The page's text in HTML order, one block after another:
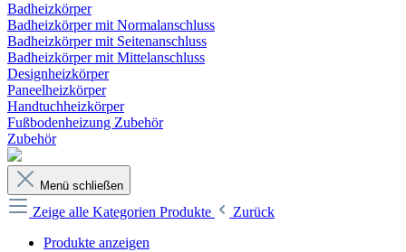
Badheizkörper
Badheizkörper mit Normalanschluss
Badheizkörper mit Seitenanschluss
Badheizkörper mit Mittelanschluss
Designheizkörper
Paneelheizkörper
Handtuchheizkörper
Fußbodenheizung Zubehör
Zubehör
Menü schließen
Zeige alle Kategorien Produkte
Zurück
Produkte anzeigen